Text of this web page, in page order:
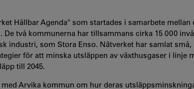
Hållbar Agenda" som startades i samarbete mellan
De två kommunerna har tillsammans cirka 15 000
industri, som Stora Enso. Nätverket har samlat små,
för att minska utsläppen av växthusgaser i linje
till 2045.
Arvika kommun om hur deras